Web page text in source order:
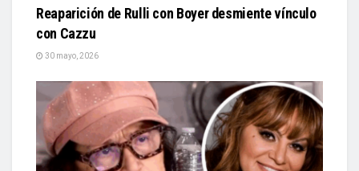
Reaparición de Rulli con Boyer desmiente vínculo
con Cazzu
30 mayo, 2026